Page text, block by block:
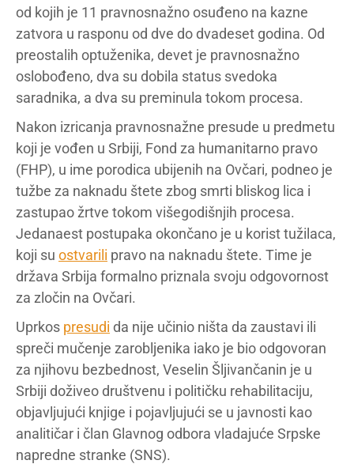
od kojih je 11 pravnosnažno osuđeno na kazne
zatvora u rasponu od dve do dvadeset godina. Od
preostalih optuženika, devet je pravnosnažno
oslobođeno, dva su dobila status svedoka
saradnika, a dva su preminula tokom procesa.
Nakon izricanja pravnosnažne presude u predmetu
koji je vođen u Srbiji, Fond za humanitarno pravo
(FHP), u ime porodica ubijenih na Ovčari, podneo je
tužbe za naknadu štete zbog smrti bliskog lica i
zastupao žrtve tokom višegodišnjih procesa.
Jedanaest postupaka okončano je u korist tužilaca,
koji su ostvarili pravo na naknadu štete. Time je
država Srbija formalno priznala svoju odgovornost
za zločin na Ovčari.
Uprkos presudi da nije učinio ništa da zaustavi ili
spreči mučenje zarobljenika iako je bio odgovoran
za njihovu bezbednost, Veselin Šljivančanin je u
Srbiji doživeo društvenu i političku rehabilitaciju,
objavljujući knjige i pojavljujući se u javnosti kao
analitičar i član Glavnog odbora vladajuće Srpske
napredne stranke (SNS).